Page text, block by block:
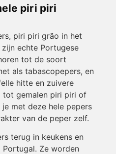
piri piri
piri piri grão in het
echte Portugese
tot de soort
als tabascopepers, en
hitte en zuivere
tot gemalen piri piri of
met deze hele pepers
van de peper zelf.
terug in keukens en
Ze worden